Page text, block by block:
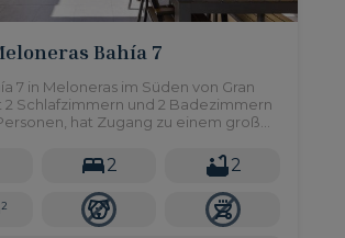
Bahía 7
7 in Meloneras im Süden von Gran
2 Schlafzimmern und 2 Badezimmern
hat Zugang zu einem großen
2 2
2